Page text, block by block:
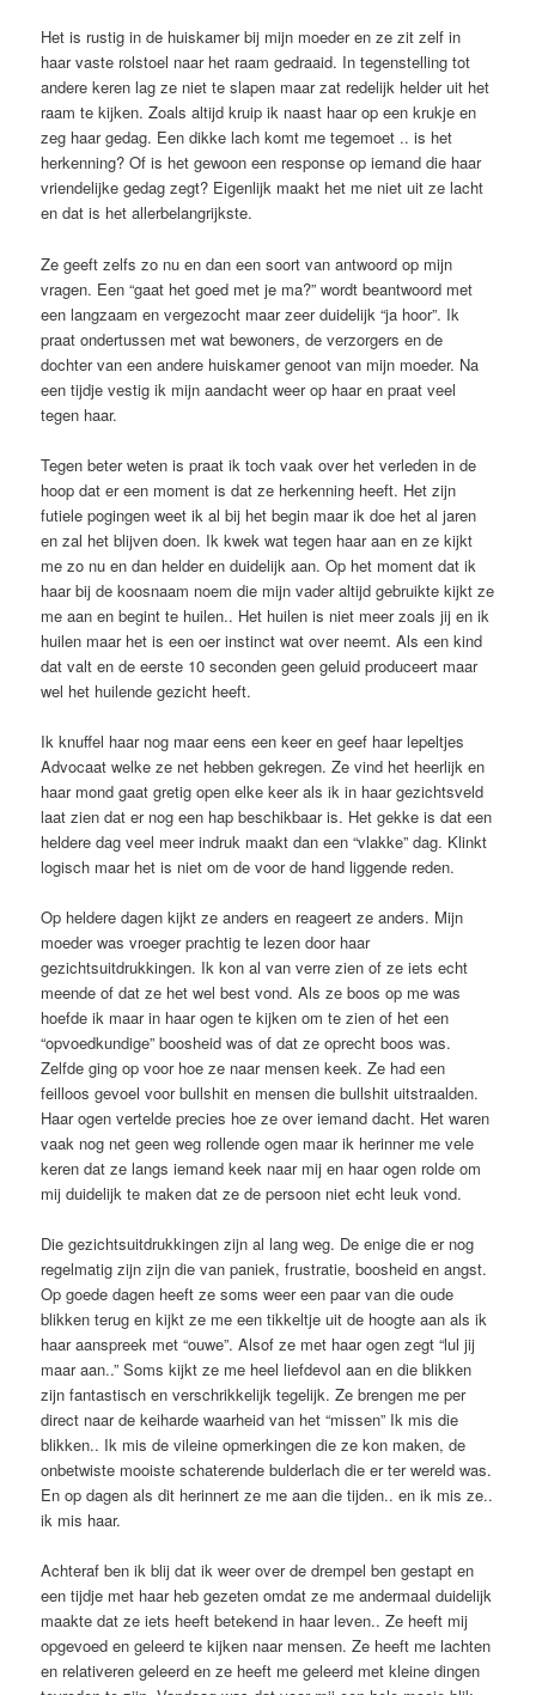
Het is rustig in de huiskamer bij mijn moeder en ze zit zelf in
haar vaste rolstoel naar het raam gedraaid. In tegenstelling tot
andere keren lag ze niet te slapen maar zat redelijk helder uit het
raam te kijken. Zoals altijd kruip ik naast haar op een krukje en
zeg haar gedag. Een dikke lach komt me tegemoet .. is het
herkenning? Of is het gewoon een response op iemand die haar
vriendelijke gedag zegt? Eigenlijk maakt het me niet uit ze lacht
en dat is het allerbelangrijkste.
Ze geeft zelfs zo nu en dan een soort van antwoord op mijn
vragen. Een “gaat het goed met je ma?” wordt beantwoord met
een langzaam en vergezocht maar zeer duidelijk “ja hoor”. Ik
praat ondertussen met wat bewoners, de verzorgers en de
dochter van een andere huiskamer genoot van mijn moeder. Na
een tijdje vestig ik mijn aandacht weer op haar en praat veel
tegen haar.
Tegen beter weten is praat ik toch vaak over het verleden in de
hoop dat er een moment is dat ze herkenning heeft. Het zijn
futiele pogingen weet ik al bij het begin maar ik doe het al jaren
en zal het blijven doen. Ik kwek wat tegen haar aan en ze kijkt
me zo nu en dan helder en duidelijk aan. Op het moment dat ik
haar bij de koosnaam noem die mijn vader altijd gebruikte kijkt ze
me aan en begint te huilen.. Het huilen is niet meer zoals jij en ik
huilen maar het is een oer instinct wat over neemt. Als een kind
dat valt en de eerste 10 seconden geen geluid produceert maar
wel het huilende gezicht heeft.
Ik knuffel haar nog maar eens een keer en geef haar lepeltjes
Advocaat welke ze net hebben gekregen. Ze vind het heerlijk en
haar mond gaat gretig open elke keer als ik in haar gezichtsveld
laat zien dat er nog een hap beschikbaar is. Het gekke is dat een
heldere dag veel meer indruk maakt dan een “vlakke” dag. Klinkt
logisch maar het is niet om de voor de hand liggende reden.
Op heldere dagen kijkt ze anders en reageert ze anders. Mijn
moeder was vroeger prachtig te lezen door haar
gezichtsuitdrukkingen. Ik kon al van verre zien of ze iets echt
meende of dat ze het wel best vond. Als ze boos op me was
hoefde ik maar in haar ogen te kijken om te zien of het een
“opvoedkundige” boosheid was of dat ze oprecht boos was.
Zelfde ging op voor hoe ze naar mensen keek. Ze had een
feilloos gevoel voor bullshit en mensen die bullshit uitstraalden.
Haar ogen vertelde precies hoe ze over iemand dacht. Het waren
vaak nog net geen weg rollende ogen maar ik herinner me vele
keren dat ze langs iemand keek naar mij en haar ogen rolde om
mij duidelijk te maken dat ze de persoon niet echt leuk vond.
Die gezichtsuitdrukkingen zijn al lang weg. De enige die er nog
regelmatig zijn zijn die van paniek, frustratie, boosheid en angst.
Op goede dagen heeft ze soms weer een paar van die oude
blikken terug en kijkt ze me een tikkeltje uit de hoogte aan als ik
haar aanspreek met “ouwe”. Alsof ze met haar ogen zegt “lul jij
maar aan..” Soms kijkt ze me heel liefdevol aan en die blikken
zijn fantastisch en verschrikkelijk tegelijk. Ze brengen me per
direct naar de keiharde waarheid van het “missen” Ik mis die
blikken.. Ik mis de vileine opmerkingen die ze kon maken, de
onbetwiste mooiste schaterende bulderlach die er ter wereld was.
En op dagen als dit herinnert ze me aan die tijden.. en ik mis ze..
ik mis haar.
Achteraf ben ik blij dat ik weer over de drempel ben gestapt en
een tijdje met haar heb gezeten omdat ze me andermaal duidelijk
maakte dat ze iets heeft betekend in haar leven.. Ze heeft mij
opgevoed en geleerd te kijken naar mensen. Ze heeft me lachten
en relativeren geleerd en ze heeft me geleerd met kleine dingen